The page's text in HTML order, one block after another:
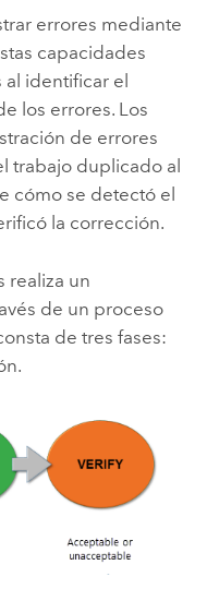
errores mediante
capacidades
identificar el
los errores. Los
de errores
trabajo duplicado al
cómo se detectó el
la corrección.
realiza un
de un proceso
de tres fases: